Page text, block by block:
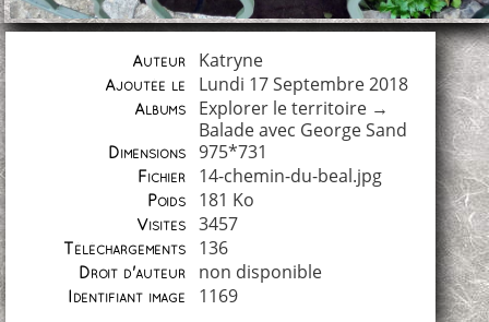
Auteur Katryne
Ajoutée le Lundi 17 Septembre 2018
Albums Explorer le territoire→
Balade avec George Sand
Dimensions 975*731
Fichier 14-chemin-du-beal.jpg
Poids 181 Ko
Visites 3457
Téléchargements 136
Droit d'auteur non disponible
Identifiant image 1169